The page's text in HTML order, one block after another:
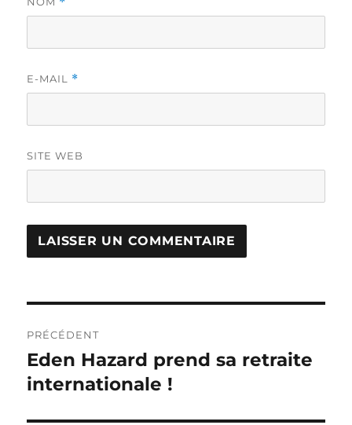
E-MAIL *
SITE WEB
de
l’article
PRÉCÉDENT
Publication
précédente :
Eden Hazard prend sa retraite
internationale !